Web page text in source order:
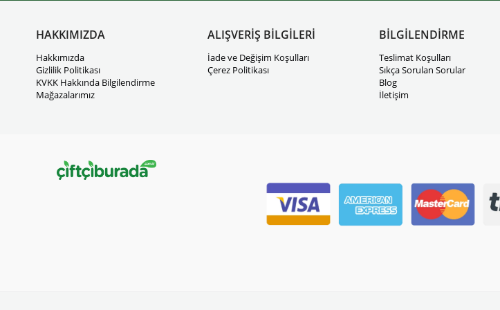
HAKKIMIZDA
Hakkımızda
Gizlilik Politikası
KVKK Hakkında Bilgilendirme
Mağazalarımız
ALIŞVERİŞ BİLGİLERİ
İade ve Değişim Koşulları
Çerez Politikası
BİLGİLENDİRME
Teslimat Koşulları
Sıkça Sorulan Sorular
Blog
İletişim